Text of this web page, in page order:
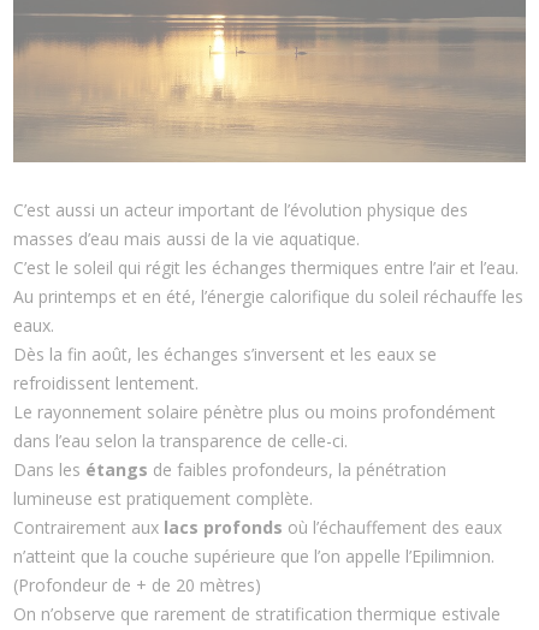
C’est aussi un acteur important de l’évolution physique des
masses d’eau mais aussi de la vie aquatique.
C’est le soleil qui régit les échanges thermiques entre l’air et l’eau.
Au printemps et en été, l’énergie calorifique du soleil réchauffe les
eaux.
Dès la fin août, les échanges s’inversent et les eaux se
refroidissent lentement.
Le rayonnement solaire pénètre plus ou moins profondément
dans l’eau selon la transparence de celle-ci.
Dans les étangs de faibles profondeurs, la pénétration
lumineuse est pratiquement complète.
Contrairement aux lacs profonds où l’échauffement des eaux
n’atteint que la couche supérieure que l’on appelle l’Epilimnion.
(Profondeur de + de 20 mètres)
On n’observe que rarement de stratification thermique estivale